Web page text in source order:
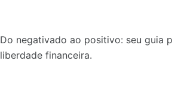
Do negativado ao positivo: seu guia
liberdade financeira.